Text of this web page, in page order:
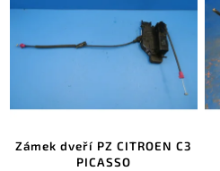
Zámek dveří PZ CITROEN C3
PICASSO